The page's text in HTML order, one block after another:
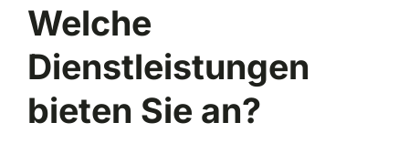
Kontakt
Welche
Dienstleistungen
bieten Sie an?